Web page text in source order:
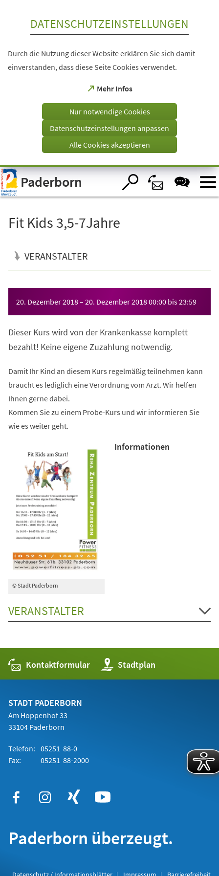
Visuelle
Assistenzsoftware
öffnen.
DATENSCHUTZEINSTELLUNGEN
Durch die Nutzung dieser Website erklären Sie sich damit
einverstanden, dass diese Seite Cookies verwendet.
Mehr Infos
(Öffnet
einem
Tab)
Nur notwendige Cookies
Datenschutzeinstellungen anpassen
Alle Cookies akzeptieren
Paderborn
Fit Kids 3,5-7Jahre
VERANSTALTER
20. Dezember 2018– 20. Dezember 201800:00 bis23:59
Dieser Kurs wird von der Krankenkasse komplett
bezahlt! Keine eigene Zuzahlung notwendig.
Damit Ihr Kind an diesem Kurs regelmäßig teilnehmen kann
braucht es lediglich eine Verordnung vom Arzt. Wir helfen
Ihnen gerne dabei.
Kommen Sie zu einem Probe-Kurs und wir informieren Sie
wie es weiter geht.
© Stadt Paderborn
Informationen
VERANSTALTER
Kontaktformular Stadtplan
(Öffnet
in
einem
STADT PADERBORN
Am Hoppenhof 33
33104 Paderborn
Telefon: 05251 88-0
Fax:
05251 88-2000
Paderborn überzeugt.